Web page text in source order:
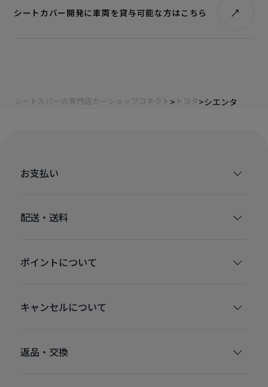
シートカバー開発に車両を貸与可能な方はこちら
シートカバーの専門店カーショップコネクト トヨタ シエンタ
お支払い
配送・送料
ポイントについて
キャンセルについて
返品・交換